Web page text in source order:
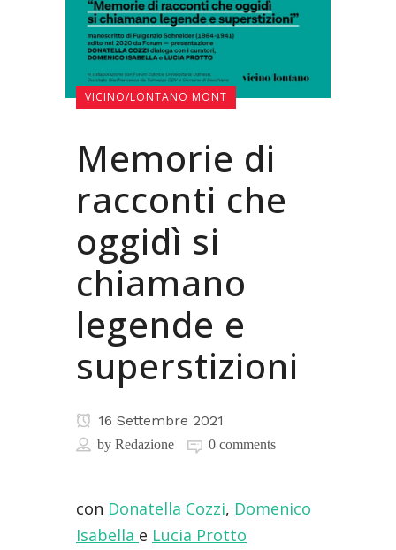
VICINO/LONTANO MONT
Memorie di
racconti che
oggidì si
chiamano
legende e
superstizioni
16 Settembre 2021
by Redazione 0 comments
con Donatella Cozzi, Domenico
Isabella e Lucia Protto